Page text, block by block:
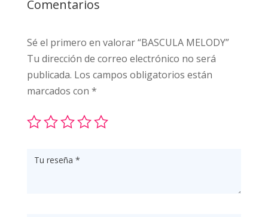
Comentarios
Sé el primero en valorar “BASCULA MELODY”
Tu dirección de correo electrónico no será
publicada. Los campos obligatorios están
marcados con *